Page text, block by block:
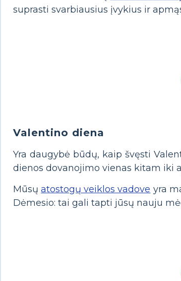
suprasti svarbiausius įvykius ir
Valentino diena
Yra daugybė būdų, kaip švęsti
dienos dovanojimo vienas kitam iki
Mūsųatostogų veiklos vadove yra
Dėmesio: tai gali tapti jūsų nauju